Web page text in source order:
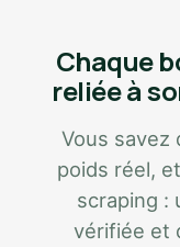
Chaque
reliée à
Vous savez
poids réel,
scraping :
vérifiée et